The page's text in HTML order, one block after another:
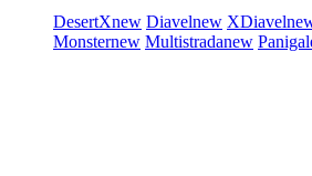
DesertXnew Diavelnew XDiavel
Monsternew Multistradanew